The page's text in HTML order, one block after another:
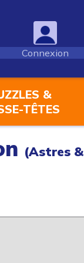
Connexion
&
TÊTES
(Astres